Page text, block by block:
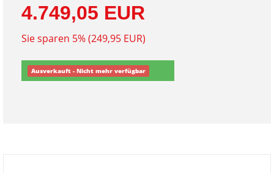
4.749,05 EUR
Sie sparen 5% (249,95 EUR)
Ausverkauft - Nicht mehr verfügbar